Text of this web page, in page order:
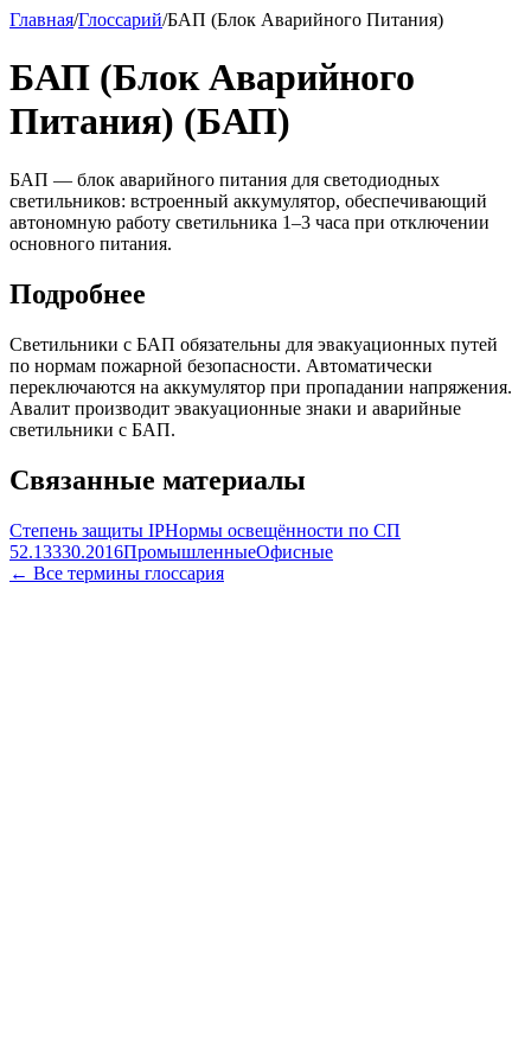
Главная/Глоссарий/БАП (Блок Аварийного Питания)
БАП (Блок Аварийного
Питания) (БАП)
БАП — блок аварийного питания для светодиодных
светильников: встроенный аккумулятор, обеспечивающий
автономную работу светильника 1–3 часа при отключении
основного питания.
Подробнее
Светильники с БАП обязательны для эвакуационных путей
по нормам пожарной безопасности. Автоматически
переключаются на аккумулятор при пропадании напряжения.
Авалит производит эвакуационные знаки и аварийные
светильники с БАП.
Связанные материалы
Степень защиты IPНормы освещённости по СП
52.13330.2016ПромышленныеОфисные
← Все термины глоссария